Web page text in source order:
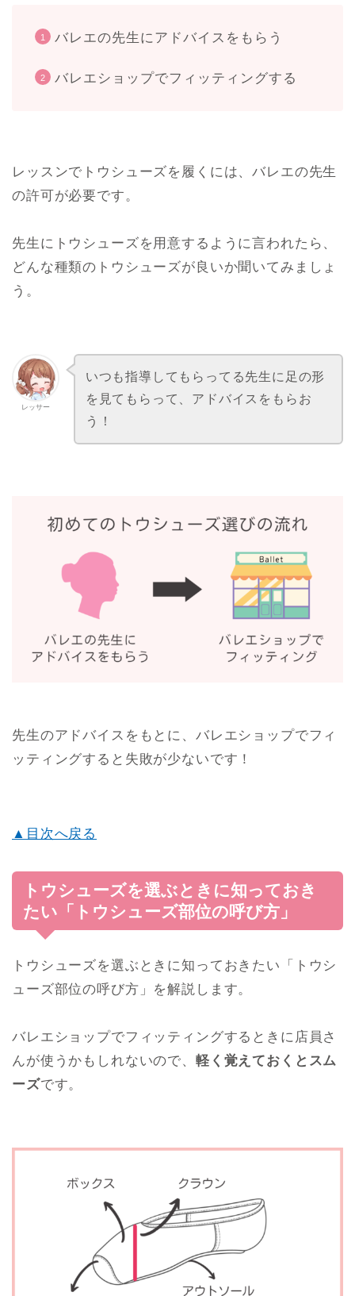
バレエの先生にアドバイスをもらう
バレエショップでフィッティングする
レッスンでトウシューズを履くには、バレエの先生
の許可が必要です。
先生にトウシューズを用意するように言われたら、
どんな種類のトウシューズが良いか聞いてみましょ
う。
レッサー
いつも指導してもらってる先生に足の形
を見てもらって、アドバイスをもらお
う！
先生のアドバイスをもとに、バレエショップでフィ
ッティングすると失敗が少ないです！
▲目次へ戻る
トウシューズを選ぶときに知っておき
たい「トウシューズ部位の呼び方」
トウシューズを選ぶときに知っておきたい「トウシ
ューズ部位の呼び方」を解説します。
バレエショップでフィッティングするときに店員さ
んが使うかもしれないので、 軽く覚えておくとスム
ーズです。